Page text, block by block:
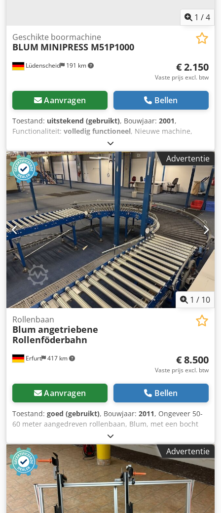
1 /4
Lüdenscheid 191 km
Geschikte boormachine
BLUM MINIPRESS M51P1000
€ 2.150
Vaste prijs excl. btw
Aanvragen Bellen
Toestand: uitstekend (gebruikt), Bouwjaar: 2001,
Functionaliteit: volledig functioneel, Nieuwe machine,
gekocht in 2020. Ideaal voor: Meubelproductie
Keukenproductie Timmermannen/meubelmakers
Seriematige boorgaten voor Blum-beslag en scharnieren
Technische specificaties: Crsdpfeznkufjx Ai Dof 3 × 400 V
1,1 kW Professionele industriële uitvoering De machine
komt uit een opheffingspartij van een werkplaats.
Leveringsomvang: Machine Aanslagen/accessoires,
onderstel zoals op de foto's Gebruiksaanwijzing
Bezichtiging/proefdraaien is mogelijk na overleg.
Advertentie
1 / 10
Erfurt 417 km
Rollenbaan
Blum angetriebene
Rollenföderbahn
€ 8.500
Vaste prijs excl. btw
Aanvragen Bellen
Toestand: goed (gebruikt), Bouwjaar: 2011, Ongeveer 50-
60 meter aangedreven rollenbaan, Blum, met een bocht
van 180 graden – gebruikt. Prijs af locatie (netto): slechts €
8.500,-, gedemonteerd, verpakt en klaar voor transport!
Fabrikant: Blum Bouwjaar: 2011 Type: Rollenbaan met
aandrijving Roldiameter: ca. 5 cm Codezpf N Hepfx Ai Dsrf
Rollenafstand: ca. 5 cm Rollenlengte: ca. 59 cm
Elementbreedte: ca. 61 cm Ongeveer 50 – 60 meter (de
exacte lengte moet nog worden gemeten) 1x
rollenbaankromming van 180 graden Verkoop inclusief
Advertentie